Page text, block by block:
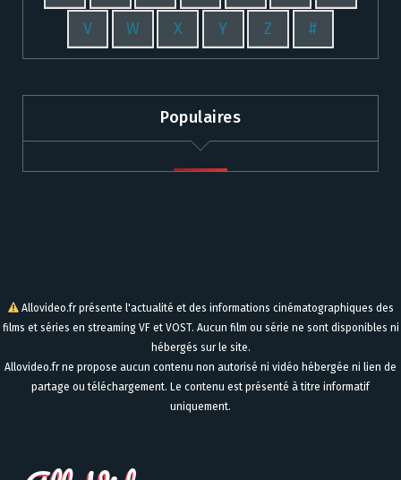
V W X Y Z #
Populaires
Allovideo.fr présente l'actualité et des informations cinématographiques des
films et séries en streaming VF et VOST. Aucun film ou série ne sont disponibles ni
hébergés sur le site.
Allovideo.fr ne propose aucun contenu non autorisé ni vidéo hébergée ni lien de
partage ou téléchargement. Le contenu est présenté à titre informatif
uniquement.